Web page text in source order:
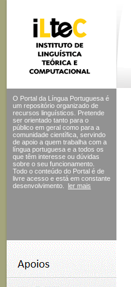
O Portal da Língua Portuguesa é
um repositório organizado de
recursos linguísticos. Pretende
ser orientado tanto para o
público em geral como para a
comunidade científica, servindo
de apoio a quem trabalha com a
língua portuguesa e a todos os
que têm interesse ou dúvidas
sobre o seu funcionamento.
Todo o conteúdo do Portal é de
livre acesso e está em constante
desenvolvimento.
ler mais